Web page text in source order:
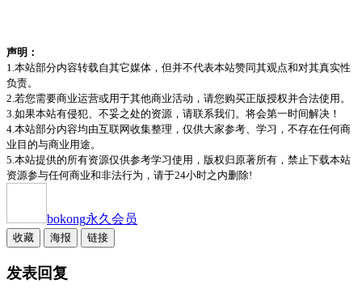
声明：
1.本站部分内容转载自其它媒体，但并不代表本站赞同其观点和对其真实性
负责。
2.若您需要商业运营或用于其他商业活动，请您购买正版授权并合法使用。
3.如果本站有侵犯、不妥之处的资源，请联系我们。将会第一时间解决！
4.本站部分内容均由互联网收集整理，仅供大家参考、学习，不存在任何商
业目的与商业用途。
5.本站提供的所有资源仅供参考学习使用，版权归原著所有，禁止下载本站
资源参与任何商业和非法行为，请于24小时之内删除!
bokong永久会员
收藏 海报 链接
发表回复